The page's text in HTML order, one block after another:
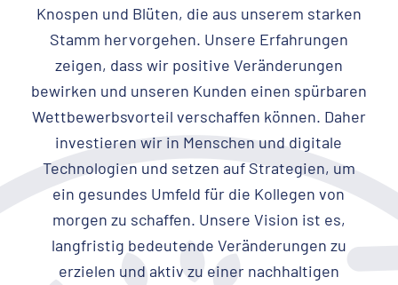
Knospen und Blüten, die aus unserem starken
Stamm hervorgehen. Unsere Erfahrungen
zeigen, dass wir positive Veränderungen
bewirken und unseren Kunden einen spürbaren
Wettbewerbsvorteil verschaffen können. Daher
investieren wir in Menschen und digitale
Technologien und setzen auf Strategien, um
ein gesundes Umfeld für die Kollegen von
morgen zu schaffen. Unsere Vision ist es,
langfristig bedeutende Veränderungen zu
erzielen und aktiv zu einer nachhaltigen